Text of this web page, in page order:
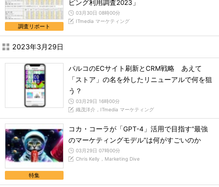
調査リポート
ピング利用調査2023」
03月30日 08時00分
ITmedia マーケティング
2023年3月29日
パルコのECサイト刷新とCRM戦略 あえて
「ストア」の名を外したリニューアルで何を狙
う？
03月29日 16時00分
織茂洋介，ITmedia マーケティング
特集
コカ・コーラが「GPT-4」活用で目指す“最強
のマーケティングモデル”は何がすごいのか
03月29日 07時00分
Chris Kelly，Marketing Dive